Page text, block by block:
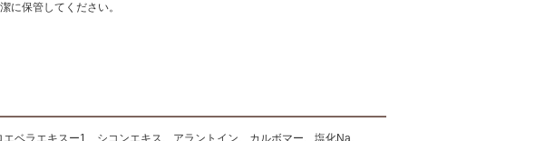
に保管してください。